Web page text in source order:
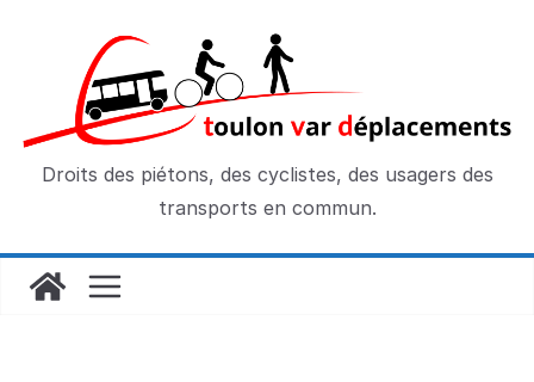
Droits des piétons, des cyclistes, des usagers des
transports en commun.